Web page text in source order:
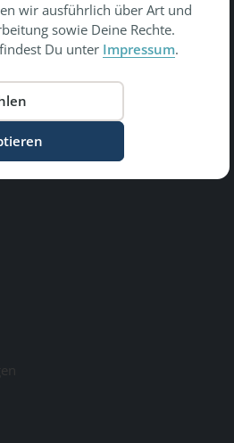
arbeiten, gesund älter
wir ausführlich über Art und
sowie Deine Rechte.
Du unter Impressum.